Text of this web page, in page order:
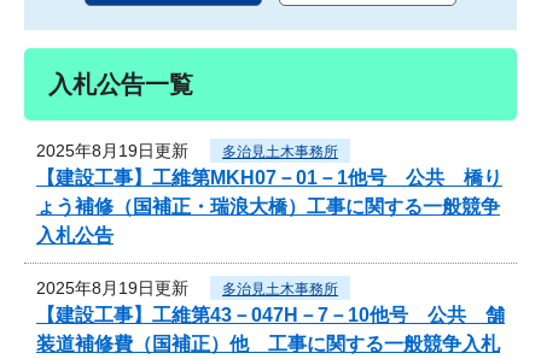
入札公告一覧
2025年8月19日更新 多治見土木事務所
【建設工事】工維第MKH07－01－1他号 公共 橋り
ょう補修（国補正・瑞浪大橋）工事に関する一般競争
入札公告
2025年8月19日更新 多治見土木事務所
【建設工事】工維第43－047H－7－10他号 公共 舗
装道補修費（国補正）他 工事に関する一般競争入札